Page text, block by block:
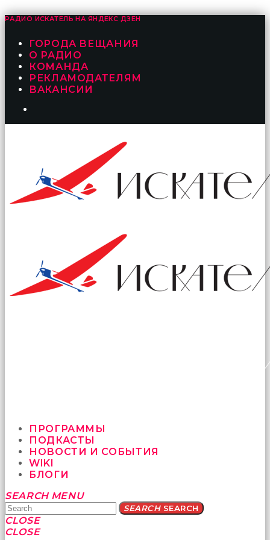
РАДИО ИСКАТЕЛЬ НА ЯНДЕКС ДЗЕН
ГОРОДА ВЕЩАНИЯ
О РАДИО
КОМАНДА
РЕКЛАМОДАТЕЛЯМ
ВАКАНСИИ
ПРОГРАММЫ
ПОДКАСТЫ
НОВОСТИ И СОБЫТИЯ
WIKI
БЛОГИ
Yatağa
bile
geçmeye
fırsat
SEARCH MENU
SEARCHSEARCH
CLOSE
CLOSE